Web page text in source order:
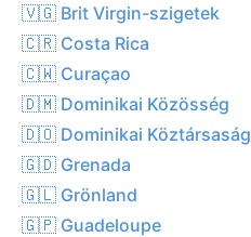
🇻🇬 Brit Virgin-szigetek
🇨🇷 Costa Rica
🇨🇼 Curaçao
🇩🇲 Dominikai Közösség
🇩🇴 Dominikai Köztársaság
🇬🇩 Grenada
🇬🇱 Grönland
🇬🇵 Guadeloupe